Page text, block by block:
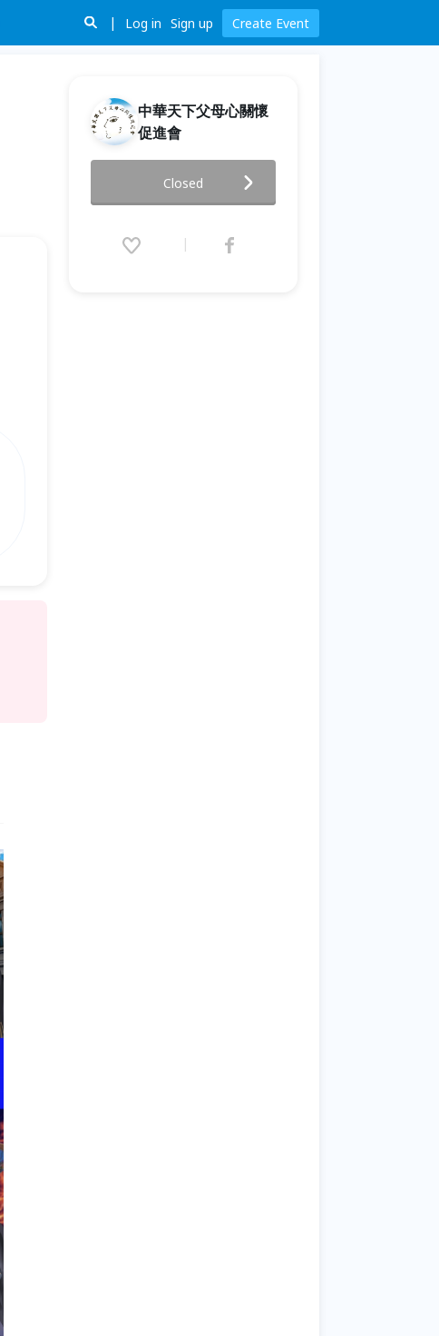
Log in Sign up Create Event
中華天下父母心關懷
促進會
溝傳奇桌遊交流賽》與成功同行
探險黑水溝
(Sat) 17:00 (GMT+8)
Closed